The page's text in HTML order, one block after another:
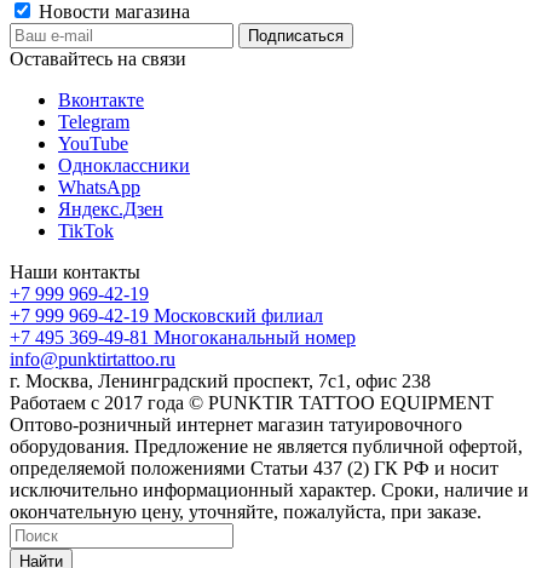
Новости магазина
Оставайтесь на связи
Вконтакте
Telegram
YouTube
Одноклассники
WhatsApp
Яндекс.Дзен
TikTok
Наши контакты
+7 999 969-42-19
+7 999 969-42-19 Московский филиал
+7 495 369-49-81 Многоканальный номер
info@punktirtattoo.ru
г. Москва, Ленинградский проспект, 7с1, офис 238
Работаем с 2017 года © PUNKTIR TATTOO EQUIPMENT
Оптово-розничный интернет магазин татуировочного
оборудования. Предложение не является публичной офертой,
определяемой положениями Статьи 437 (2) ГК РФ и носит
исключительно информационный характер. Сроки, наличие и
окончательную цену, уточняйте, пожалуйста, при заказе.
Найти